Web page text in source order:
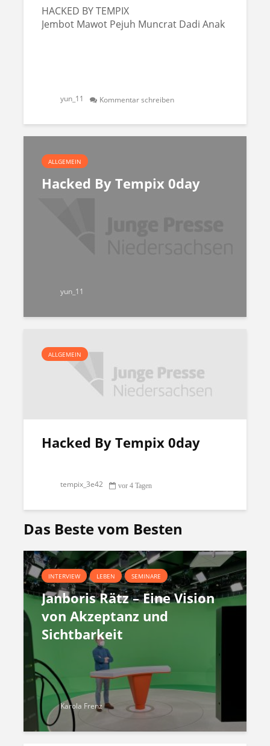
HACKED BY TEMPIX
Jembot Mawot Pejuh Muncrat Dadi Anak
yun_11 Kommentar schreiben
ALLGEMEIN
Hacked By Tempix 0day
yun_11
ALLGEMEIN
Hacked By Tempix 0day
tempix_3e42 vor 4 Tagen
Das Beste vom Besten
INTERVIEW LEBEN SEMINARE
Janboris Rätz – Eine Vision
von Akzeptanz und
Sichtbarkeit
Karola Frenz